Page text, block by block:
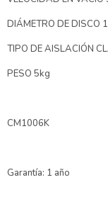
DIÁMETRO DE DISCO
TIPO DE AISLACIÓN
PESO 5kg
CM1006K
Garantía: 1 año